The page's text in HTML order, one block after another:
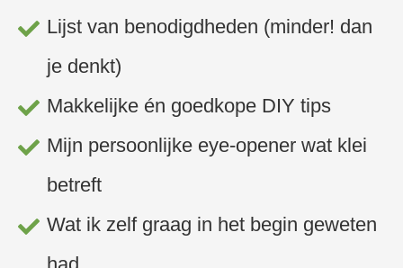
Lijst van benodigdheden (minder! dan
je denkt)
Makkelijke én goedkope DIY tips
Mijn persoonlijke eye-opener wat klei
betreft
Wat ik zelf graag in het begin geweten